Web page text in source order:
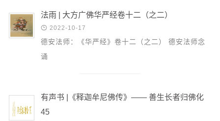
法雨 | 大方广佛华严经卷十二（之二）
 2022-10-17
德安法师：《华严经》卷十二（之二） 德安法师念
诵
有声书 |《释迦牟尼佛传》—— 善生长者归佛化
45